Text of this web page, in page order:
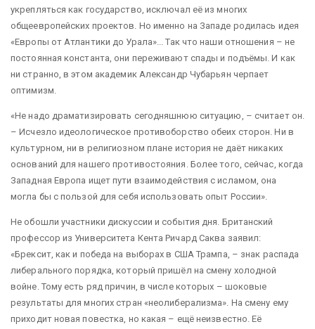
укрепляться как государство, исключал её из многих
общеевропейских проектов. Но именно на Западе родилась идея
«Европы от Атлантики до Урала»... Так что наши отношения – не
постоянная константа, они переживают спады и подъёмы. И как
ни странно, в этом академик Александр Чубарьян черпает
оптимизм.
«Не надо драматизировать сегодняшнюю ситуацию, – считает он.
– Исчезло идеологическое противоборство обеих сторон. Ни в
культурном, ни в религиозном плане история не даёт никаких
оснований для нашего противостояния. Более того, сейчас, когда
Западная Европа ищет пути взаимодействия с исламом, она
могла бы с пользой для себя использовать опыт России».
Не обошли участники дискуссии и события дня. Британский
профессор из Университета Кента Ричард Саква заявил:
«Брексит, как и победа на выборах в США Трампа, – знак распада
либерального порядка, который пришёл на смену холодной
войне. Тому есть ряд причин, в числе которых – шоковые
результаты для многих стран «неолиберализма». На смену ему
приходит новая повестка, но какая – ещё неизвестно. Её